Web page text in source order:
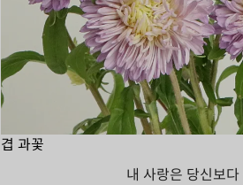
겹 과꽃
내 사랑은 당신보